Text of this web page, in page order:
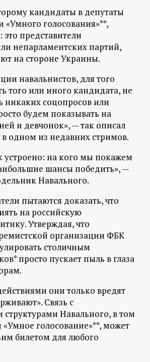
кандидаты в депутаты
«Умного голосования»**,
представители
непарламентских партий,
на стороне Украины.
навальнистов, для того
того или иного кандидата, не
никаких соцопросов или
будем показывать на
и девчонок», — так описал
в одном из недавних стримов.
устроено: на кого мы покажем
шансы победить», —
Навального.
пытаются доказать, что
на российскую
Утверждая, что
организации ФБК
столичным
просто пускает пыль в глаза
они только вредят
Связь с
структурами Навального, в том
«Умное голосование»**, может
билетом для любого